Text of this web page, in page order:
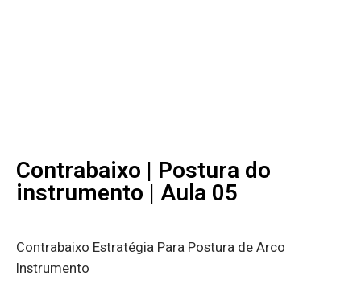
Contrabaixo | Postura do
instrumento | Aula 05
Contrabaixo Estratégia Para Postura de Arco
Instrumento